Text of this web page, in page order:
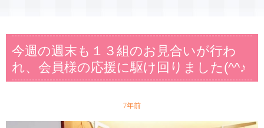
今週の週末も１３組のお見合いが行わ
れ、会員様の応援に駆け回りました(^^♪
7年前